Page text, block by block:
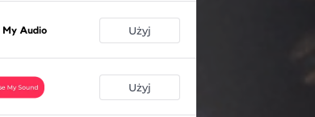
Użyj
Użyj